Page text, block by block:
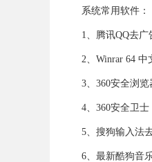
系统常用软件：
1、腾讯QQ去广
2、Winrar 64 中
3、360安全浏览
4、360安全卫士
5、搜狗输入法
6、最新酷狗音